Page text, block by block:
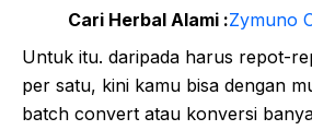
Cari Herbal Alami :Zymuno
Untuk itu. daripada harus repot-
per satu, kini kamu bisa dengan
batch convert atau konversi